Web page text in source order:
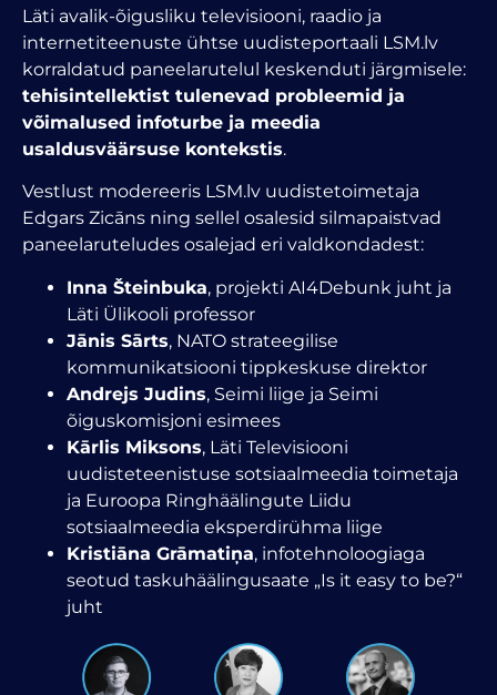
Läti avalik-õigusliku televisiooni, raadio ja
internetiteenuste ühtse uudisteportaali LSM.lv
korraldatud paneelarutelul keskenduti järgmisele:
tehisintellektist tulenevad probleemid ja
võimalused infoturbe ja meedia
usaldusväärsuse kontekstis.
Vestlust modereeris LSM.lv uudistetoimetaja
Edgars Zicāns ning sellel osalesid silmapaistvad
paneelaruteludes osalejad eri valdkondadest:
Inna Šteinbuka, projekti AI4Debunk juht ja
Läti Ülikooli professor
Jānis Sārts, NATO strateegilise
kommunikatsiooni tippkeskuse direktor
Andrejs Judins, Seimi liige ja Seimi
õiguskomisjoni esimees
Kārlis Miksons, Läti Televisiooni
uudisteteenistuse sotsiaalmeedia toimetaja
ja Euroopa Ringhäälingute Liidu
sotsiaalmeedia eksperdirühma liige
Kristiāna Grāmatiņa, infotehnoloogiaga
seotud taskuhäälingusaate „Is it easy to be?“
juht